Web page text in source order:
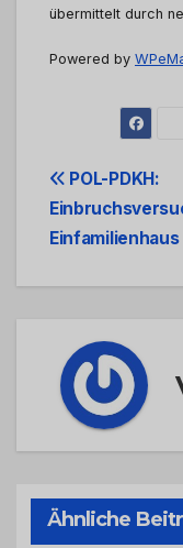
übermittelt durch
Powered by
Beitrags-
POL-PDKH:
Einfamilienhaus
Ähnliche